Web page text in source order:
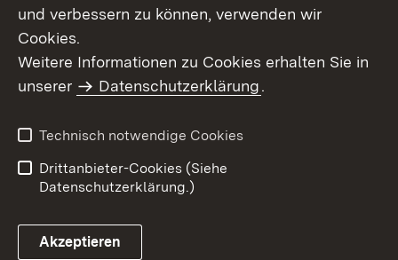
und verbessern zu können, verwenden wir
Cookies.
Weitere Informationen zu Cookies erhalten Sie in
unserer
Datenschutzerklärung.
Technisch notwendige Cookies
Drittanbieter-Cookies (Siehe
Datenschutzerklärung.)
Akzeptieren